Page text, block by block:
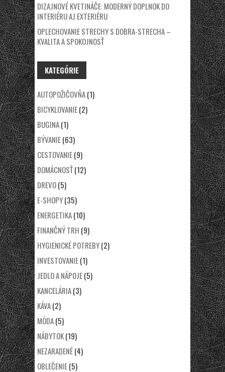
DIZAJNOVÉ KVETINÁČE: MODERNÝ DOPLNOK DO
INTERIÉRU AJ EXTERIÉRU
OPLECHOVANIE STRECHY S DOBRA-STRECHA –
KVALITA A SPOKOJNOSŤ
KATEGÓRIE
AUTOPOŽIČOVŇA(1)
BICYKLOVANIE(2)
BUGINA(1)
BÝVANIE(63)
CESTOVANIE(9)
DOMÁCNOSŤ(12)
DREVO(5)
E-SHOPY(35)
ENERGETIKA(10)
FINANČNÝ TRH (9)
HYGIENICKÉ POTREBY(2)
INVESTOVANIE(1)
JEDLO A NÁPOJE(5)
KANCELÁRIA(3)
KÁVA(2)
MÓDA(5)
NÁBYTOK(19)
NEZARADENÉ(4)
OBLEČENIE(5)